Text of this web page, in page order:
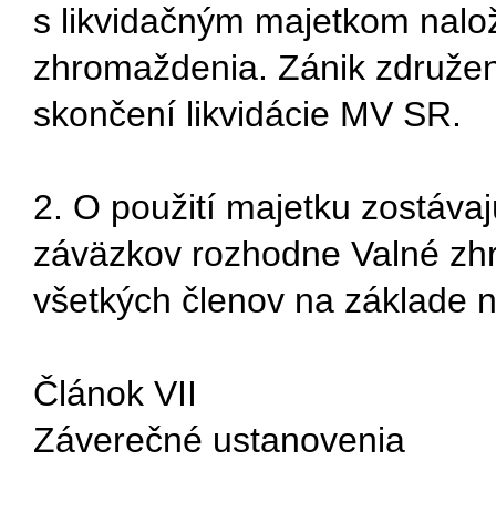
s likvidačným majetkom
zhromaždenia. Zánik
skončení likvidácie MV SR.
2. O použití majetku
záväzkov rozhodne Valné
všetkých členov na základe
Článok VII
Záverečné ustanovenia